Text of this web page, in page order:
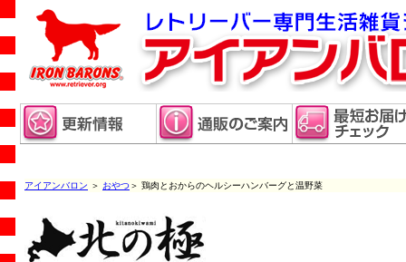
アイアンバロン ＞ おやつ＞ 鶏肉とおからのヘルシーハンバーグと温野菜